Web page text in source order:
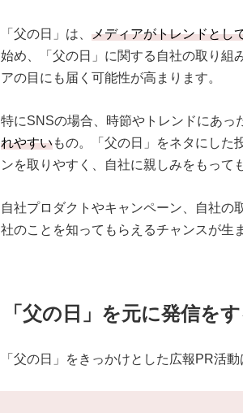
「父の日」は、 メディアがトレンドとし
始め、「父の日」に関する自社の取り組
アの目にも届く可能性が高まります。
特にSNSの場合、時節やトレンドにあっ
れやすいもの。「父の日」をネタにした
ンを取りやすく、自社に親しみをもって
自社プロダクトやキャンペーン、自社の
社のことを知ってもらえるチャンスが生
「父の日」を元に発信を
「父の日」をきっかけとした広報PR活